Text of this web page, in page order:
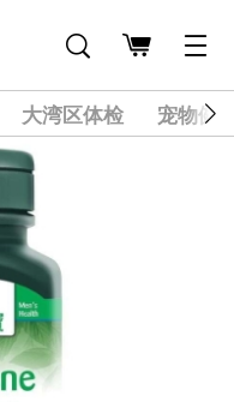
大湾区体检 宠物健